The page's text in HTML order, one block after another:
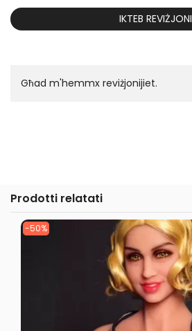
IKTEB REVIŻJONI
Għad m'hemmx reviżjonijiet.
Prodotti relatati
-50%